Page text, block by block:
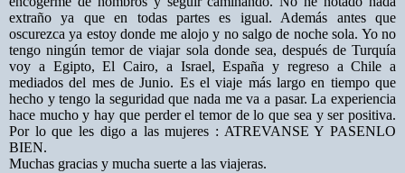
extraño ya que en todas partes es igual. Además antes que
oscurezca ya estoy donde me alojo y no salgo de noche sola. Yo no
tengo ningún temor de viajar sola donde sea, después de Turquía
voy a Egipto, El Cairo, a Israel, España y regreso a Chile a
mediados del mes de Junio. Es el viaje más largo en tiempo que
hecho y tengo la seguridad que nada me va a pasar. La experiencia
hace mucho y hay que perder el temor de lo que sea y ser positiva.
Por lo que les digo a las mujeres : ATREVANSE Y PASENLO
BIEN.
Muchas gracias y mucha suerte a las viajeras.